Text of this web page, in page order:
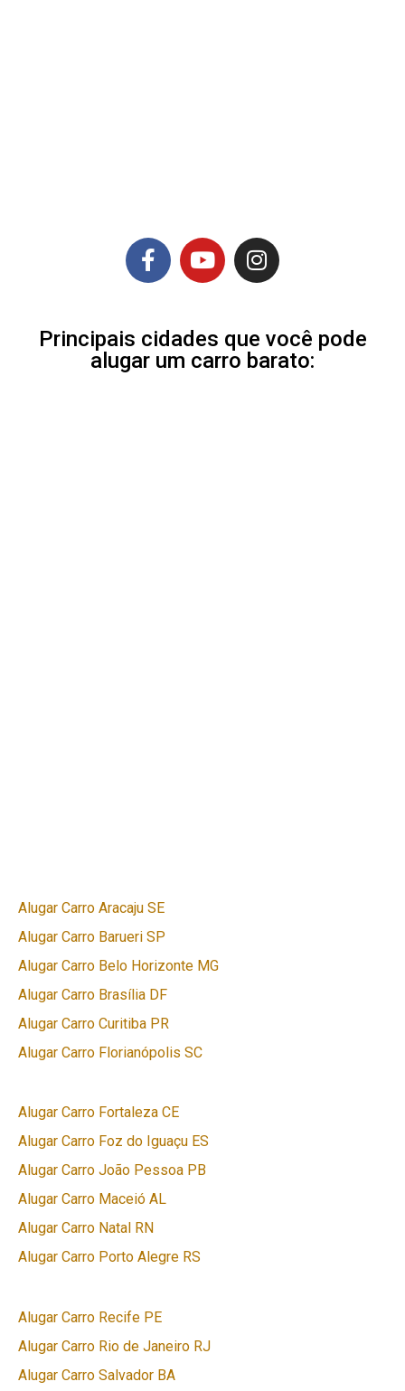
Principais cidades que você pode
alugar um carro barato:
Alugar Carro Aracaju SE
Alugar Carro Barueri SP
Alugar Carro Belo Horizonte MG
Alugar Carro Brasília DF
Alugar Carro Curitiba PR
Alugar Carro Florianópolis SC
Alugar Carro Fortaleza CE
Alugar Carro Foz do Iguaçu ES
Alugar Carro João Pessoa PB
Alugar Carro Maceió AL
Alugar Carro Natal RN
Alugar Carro Porto Alegre RS
Alugar Carro Recife PE
Alugar Carro Rio de Janeiro RJ
Alugar Carro Salvador BA